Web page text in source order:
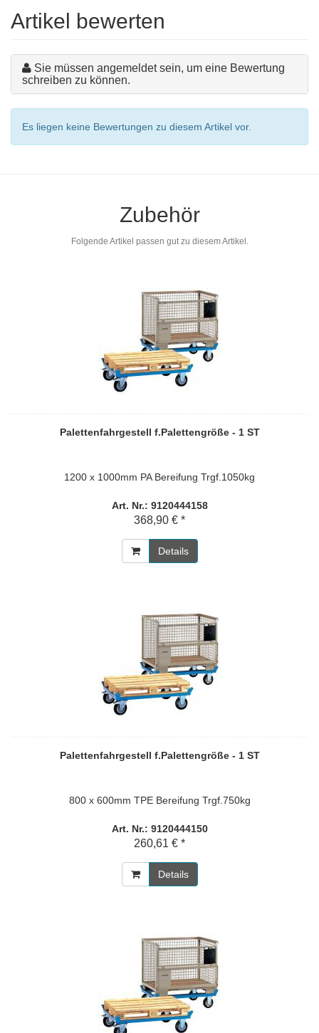
Artikel bewerten
Sie müssen angemeldet sein, um eine Bewertung
schreiben zu können.
Es liegen keine Bewertungen zu diesem Artikel vor.
Zubehör
Folgende Artikel passen gut zu diesem Artikel.
Palettenfahrgestell f.Palettengröße - 1 ST
1200 x 1000mm PA Bereifung Trgf.1050kg
Art. Nr.: 9120444158
368,90 € *
Details
Palettenfahrgestell f.Palettengröße - 1 ST
800 x 600mm TPE Bereifung Trgf.750kg
Art. Nr.: 9120444150
260,61 € *
Details